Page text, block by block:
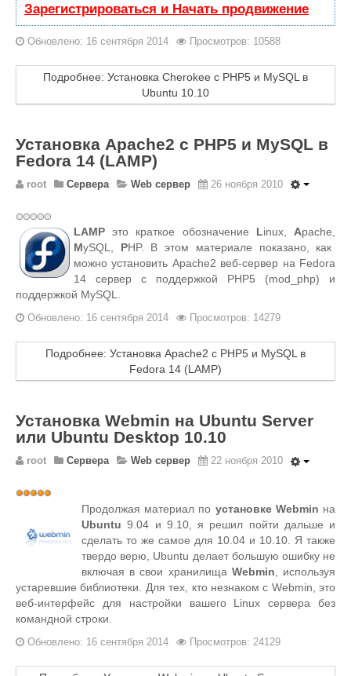
Зарегистрироваться и Начать продвижение
Обновлено: 16 сентября 2014 Просмотров: 10588
Подробнее: Установка Cherokee с PHP5 и MySQL в
Ubuntu 10.10
Установка Apache2 с PHP5 и MySQL в
Fedora 14 (LAMP)
root Сервера Web сервер 26 ноября 2010
LAMP это краткое обозначение Linux, Apache,
МySQL, PHP. В этом материале показано, как
можно установить Apache2 веб-сервер на Fedora
14 сервер с поддержкой PHP5 (mod_php) и
поддержкой MySQL.
Обновлено: 16 сентября 2014 Просмотров: 14279
Подробнее: Установка Apache2 с PHP5 и MySQL в
Fedora 14 (LAMP)
Установка Webmin на Ubuntu Server
или Ubuntu Desktop 10.10
root Сервера Web сервер 22 ноября 2010
Рейтинг:
Продолжая материал по установке Webmin на
Ubuntu 9.04 и 9.10, я решил пойти дальше и
сделать то же самое для 10.04 и 10.10. Я также
твердо верю, Ubuntu делает большую ошибку не
включая в свои хранилища Webmin , используя
устаревшие библиотеки. Для тех, кто незнаком с Webmin, это
веб-интерфейс для настройки вашего Linux сервера без
командной строки.
Обновлено: 16 сентября 2014 Просмотров: 24129